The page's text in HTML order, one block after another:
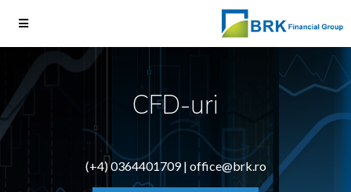
CFD-uri
(+4) 0364401709 | office@brk.ro